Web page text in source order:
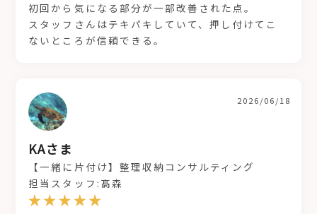
初回から気になる部分が一部改善された点。
スタッフさんはテキパキしていて、押し付けてこ
ないところが信頼できる。
KAさま
2026/06/18
【一緒に片付け】整理収納コンサルティング
担当スタッフ:髙森